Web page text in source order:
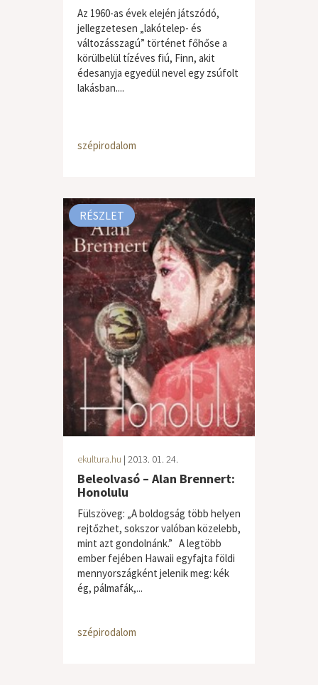
Az 1960-as évek elején játszódó,
jellegzetesen „lakótelep- és
változásszagú” történet főhőse a
körülbelül tízéves fiú, Finn, akit
édesanyja egyedül nevel egy zsúfolt
lakásban....
szépirodalom
RÉSZLET
ekultura.hu | 2013. 01. 24.
Beleolvasó – Alan Brennert:
Honolulu
Fülszöveg: „A boldogság több helyen
rejtőzhet, sokszor valóban közelebb,
mint azt gondolnánk.” A legtöbb
ember fejében Hawaii egyfajta földi
mennyországként jelenik meg: kék
ég, pálmafák,...
szépirodalom